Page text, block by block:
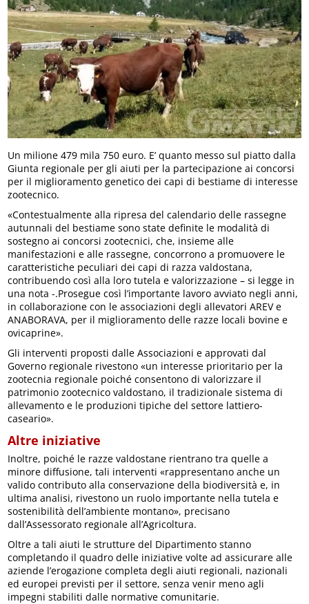
Un milione 479 mila 750 euro. E’ quanto messo sul piatto dalla
Giunta regionale per gli aiuti per la partecipazione ai concorsi
per il miglioramento genetico dei capi di bestiame di interesse
zootecnico.
«Contestualmente alla ripresa del calendario delle rassegne
autunnali del bestiame sono state definite le modalità di
sostegno ai concorsi zootecnici, che, insieme alle
manifestazioni e alle rassegne, concorrono a promuovere le
caratteristiche peculiari dei capi di razza valdostana,
contribuendo così alla loro tutela e valorizzazione – si legge in
una nota -.Prosegue così l’importante lavoro avviato negli anni,
in collaborazione con le associazioni degli allevatori AREV e
ANABORAVA, per il miglioramento delle razze locali bovine e
ovicaprine».
Gli interventi proposti dalle Associazioni e approvati dal
Governo regionale rivestono «un interesse prioritario per la
zootecnia regionale poiché consentono di valorizzare il
patrimonio zootecnico valdostano, il tradizionale sistema di
allevamento e le produzioni tipiche del settore lattiero-
caseario».
Altre iniziative
Inoltre, poiché le razze valdostane rientrano tra quelle a
minore diffusione, tali interventi «rappresentano anche un
valido contributo alla conservazione della biodiversità e, in
ultima analisi, rivestono un ruolo importante nella tutela e
sostenibilità dell’ambiente montano», precisano
dall’Assessorato regionale all’Agricoltura.
Oltre a tali aiuti le strutture del Dipartimento stanno
completando il quadro delle iniziative volte ad assicurare alle
aziende l’erogazione completa degli aiuti regionali, nazionali
ed europei previsti per il settore, senza venir meno agli
impegni stabiliti dalle normative comunitarie.